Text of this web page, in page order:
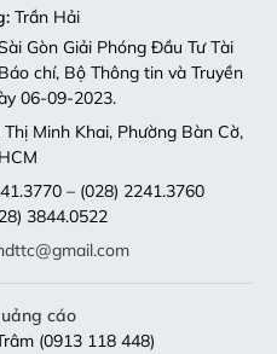
Trần Hải
Gòn Giải Phóng Đầu Tư Tài
chí, Bộ Thông tin và Truyền
06-09-2023.
Minh Khai, Phường Bàn Cờ,
– (028) 2241.3760
3844.0522
cáo
(0913 118 448)